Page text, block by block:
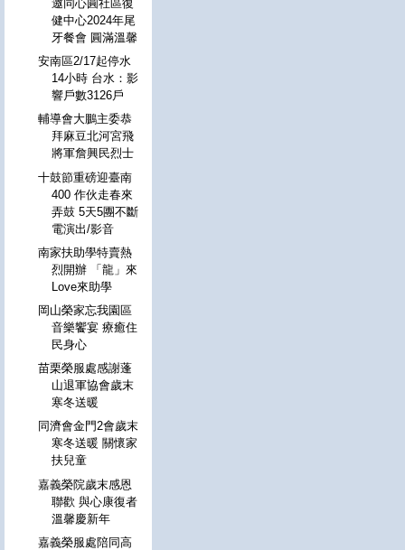
邀同心圓社區復
健中心2024年尾
牙餐會 圓滿溫馨
安南區2/17起停水
14小時 台水：影
響戶數3126戶
輔導會大鵬主委恭
拜麻豆北河宮飛
將軍詹興民烈士
十鼓節重磅迎臺南
400 作伙走春來
弄鼓 5天5團不斷
電演出/影音
南家扶助學特賣熱
烈開辦 「龍」來
Love來助學
岡山榮家忘我園區
音樂饗宴 療癒住
民身心
苗栗榮服處感謝蓬
山退軍協會歲末
寒冬送暖
同濟會金門2會歲末
寒冬送暖 關懷家
扶兒童
嘉義榮院歲末感恩
聯歡 與心康復者
溫馨慶新年
嘉義榮服處陪同高